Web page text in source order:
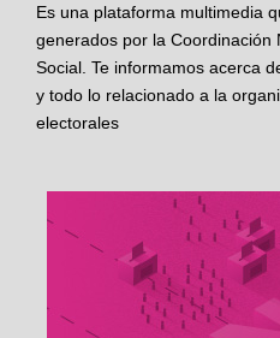
Es una plataforma multimedia
generados por la Coordinación
Social. Te informamos acerca
y todo lo relacionado a la
electorales